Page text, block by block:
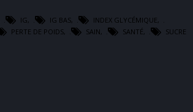
IG, IG BAS, INDEX GLYCÉMIQUE,
PERTE DE POIDS, SAIN, SANTÉ, SUCRE